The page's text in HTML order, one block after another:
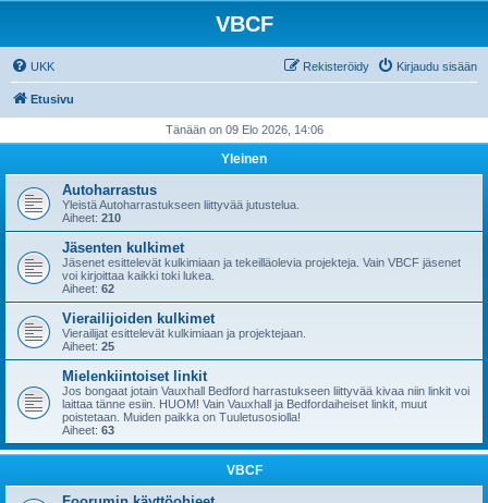
VBCF
UKK Kirjaudu sisään
Rekisteröidy
Etusivu
Tänään on 09 Elo 2026, 14:06
Yleinen
Autoharrastus
Yleistä Autoharrastukseen liittyvää jutustelua.
Aiheet: 210
Jäsenten kulkimet
Jäsenet esittelevät kulkimiaan ja tekeilläolevia projekteja. Vain VBCF jäsenet
voi kirjoittaa kaikki toki lukea.
Aiheet: 62
Vierailijoiden kulkimet
Vierailijat esittelevät kulkimiaan ja projektejaan.
Aiheet: 25
Mielenkiintoiset linkit
Jos bongaat jotain Vauxhall Bedford harrastukseen liittyvää kivaa niin linkit voi
laittaa tänne esiin. HUOM! Vain Vauxhall ja Bedfordaiheiset linkit, muut
poistetaan. Muiden paikka on Tuuletusosiolla!
Aiheet: 63
VBCF